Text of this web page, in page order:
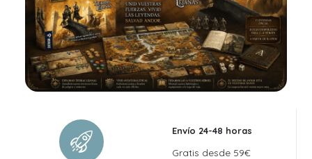
Envío 24-48 horas
Gratis desde 59€